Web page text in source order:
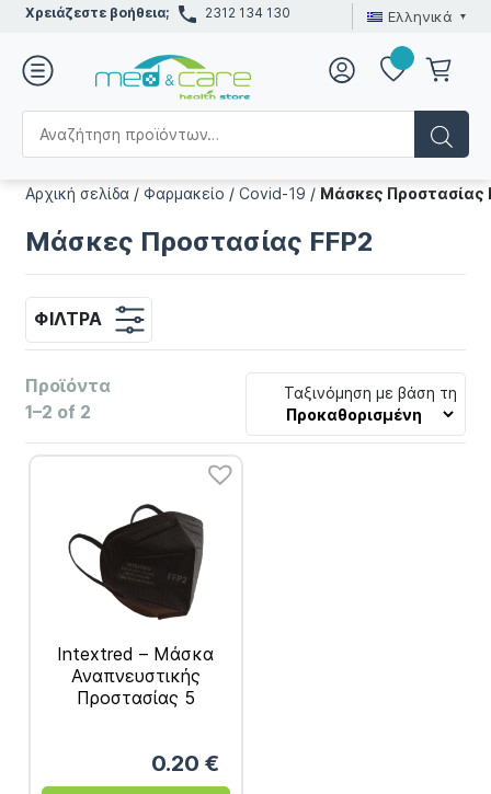
Χρειάζεστε βοήθεια; 2312 134 130 Ελληνικά
Αρχική σελίδα /Φαρμακείο /Covid-19 / Μάσκες Προστασίας
Μάσκες Προστασίας FFP2
ΦΊΛΤΡΑ
Προϊόντα
1–2 of 2
Ταξινόμηση με βάση τη
Intextred – Μάσκα
Αναπνευστικής
Προστασίας 5
0.20 €